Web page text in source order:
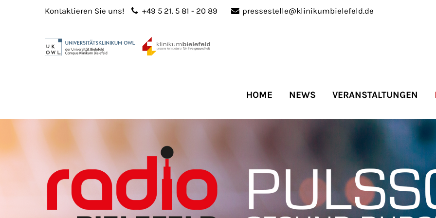
Login
Benutzername
Register |Lost your password?
24h/
365days
We offer support for our
customers
Have any questions?
+44 1234 567 890
Drop us a line
info@yourdomain.com
Kontaktieren Sie uns! +49 5 21. 5 81 - 20 89 pressestelle@klinikumbielefeld.de
HOME NEWS VERANSTALTUNGEN